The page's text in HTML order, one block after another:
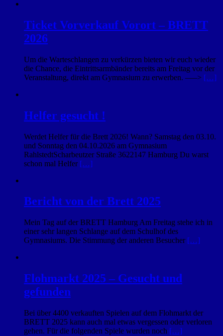
Ticket Vorverkauf Vorort – BRETT
2026
Um die Warteschlangen zu verkürzen bieten wir euch wieder
die Chance, die Eintrittsarmbänder bereits am Freitag vor der
Veranstaltung, direkt am Gymnasium zu erwerben. —–> […]
Helfer gesucht !
Werdet Helfer für die Brett 2026! Wann? Samstag den 03.10.
und Sonntag den 04.10.2026 am Gymnasium
RahlstedtScharbeutzer Straße 3622147 Hamburg Du warst
schon mal Helfer […]
Bericht von der Brett 2025
Mein Tag auf der BRETT Hamburg Am Freitag stehe ich in
einer sehr langen Schlange auf dem Schulhof des
Gymnasiums. Die Stimmung der anderen Besucher […]
Flohmarkt 2025 – Gesucht und
gefunden
Bei über 4400 verkauften Spielen auf dem Flohmarkt der
BRETT 2025 kann auch mal etwas vergessen oder verloren
gehen. Für die folgenden Spiele wurden noch […]